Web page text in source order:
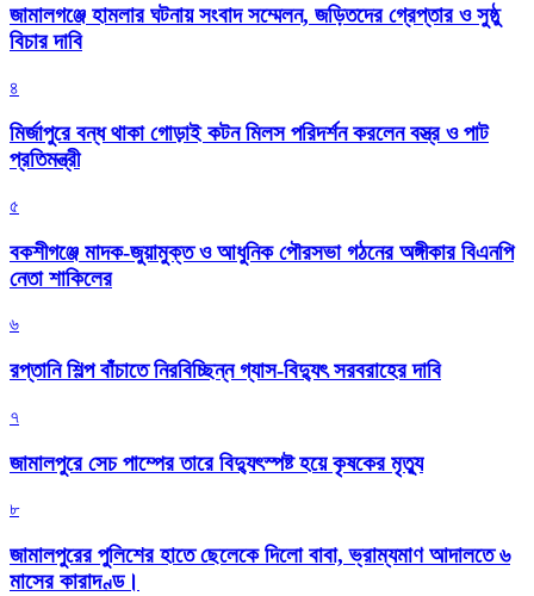
জামালগঞ্জে হামলার ঘটনায় সংবাদ সম্মেলন, জড়িতদের গ্রেপ্তার ও সুষ্ঠু
বিচার দাবি
৪
মির্জাপুরে বন্ধ থাকা গোড়াই কটন মিলস পরিদর্শন করলেন বস্ত্র ও পাট
প্রতিমন্ত্রী
৫
বকশীগঞ্জে মাদক-জুয়ামুক্ত ও আধুনিক পৌরসভা গঠনের অঙ্গীকার বিএনপি
নেতা শাকিলের
৬
রপ্তানি শিল্প বাঁচাতে নিরবিচ্ছিন্ন গ্যাস-বিদ্যুৎ সরবরাহের দাবি
৭
জামালপুরে সেচ পাম্পের তারে বিদ্যুৎস্পষ্ট হয়ে কৃষকের মৃত্যু
৮
জামালপুরের পুলিশের হাতে ছেলেকে দিলো বাবা, ভ্রাম্যমাণ আদালতে ৬
মাসের কারাদণ্ড।